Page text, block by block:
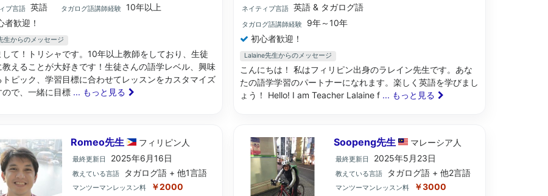
ブ言語 英語 タガログ語講師経験
10年以上
者歓迎！
生からのメッセージ
して！トリシャです。10年以上教師をしており、生徒
教えることが大好きです！生徒さんの語学レベル、興味
トピック、学習目標に合わせてレッスンをカスタマイズ
ので、一緒に目標 ... もっと見る
ネイティブ言語 英語 & タガログ語
タガログ語講師経験
9年～10年
初心者歓迎！
Lalaine先生からのメッセージ
こんにちは！ 私はフィリピン出身のラレイン先生です。あな
たの語学学習のパートナーになれます。楽しく英語を学びまし
ょう！ Hello! I am Teacher Lalaine f ... もっと見る
Romeo先生 フィリピン 人
最終更新日 2025年6月16日
教えている言語 タガログ語 + 他1言語
マンツーマンレッスン料 ￥2000
Soopeng先生 マレーシア 人
最終更新日 2025年5月23日
教えている言語 タガログ語 + 他2言語
マンツーマンレッスン料 ￥3000